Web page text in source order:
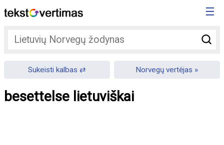
☰
Sukeisti kalbas Norvegų vertėjas
besettelse lietuviškai